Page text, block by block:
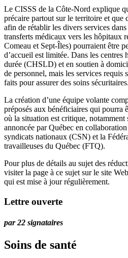
Le CISSS de la Côte-Nord explique
précaire partout sur le territoire et que
afin de rétablir les divers services
transferts médicaux vers les hôpitaux
Comeau et Sept-Îles) pourraient être
d’accueil est limitée. Dans les centres
durée (CHSLD) et en soutien à
de personnel, mais les services requis
faits pour assurer des soins sécuritaires.
La création d’une équipe volante
préposés aux bénéficiaires qui pourra
où la situation est critique,
annoncée par Québec en
syndicats nationaux (CSN) et la
travailleuses du Québec (FTQ).
Pour plus de détails au sujet des
visiter la page à ce sujet sur le site
qui est mise à jour régulièrement.
Lettre ouverte
par 22 signataires
Soins de santé